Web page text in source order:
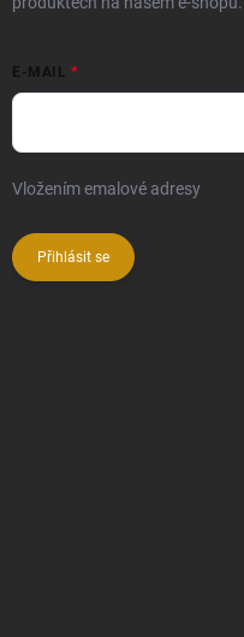
E-MAIL
Vložením emalové adresy
Přihlásit se